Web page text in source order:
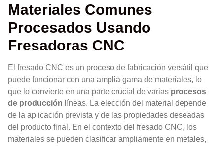
Materiales Comunes
Procesados Usando
Fresadoras CNC
El fresado CNC es un proceso de fabricación versátil que
puede funcionar con una amplia gama de materiales, lo
que lo convierte en una parte crucial de varias procesos
de producción líneas. La elección del material depende
de la aplicación prevista y de las propiedades deseadas
del producto final. En el contexto del fresado CNC, los
materiales se pueden clasificar ampliamente en metales,